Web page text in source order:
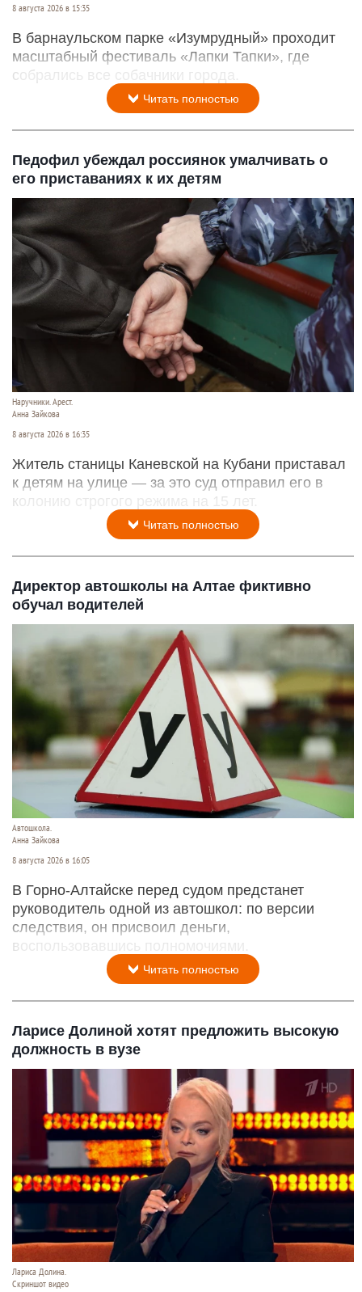
8 августа 2026 в 15:35
В барнаульском парке «Изумрудный» проходит
масштабный фестиваль «Лапки Тапки», где
собрались все собачники города.
Читать полностью
Педофил убеждал россиянок умалчивать о
его приставаниях к их детям
Наручники. Арест.
Анна Зайкова
8 августа 2026 в 16:35
Житель станицы Каневской на Кубани приставал
к детям на улице — за это суд отправил его в
колонию строгого режима на 15 лет.
Читать полностью
Директор автошколы на Алтае фиктивно
обучал водителей
Автошкола.
Анна Зайкова
8 августа 2026 в 16:05
В Горно-Алтайске перед судом предстанет
руководитель одной из автошкол: по версии
следствия, он присвоил деньги,
воспользовавшись полномочиями.
Читать полностью
Ларисе Долиной хотят предложить высокую
должность в вузе
Лариса Долина.
Скриншот видео